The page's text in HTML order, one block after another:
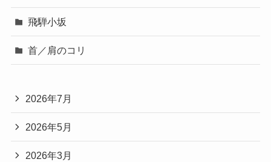
飛騨小坂
首／肩のコリ
2026年7月
2026年5月
2026年3月